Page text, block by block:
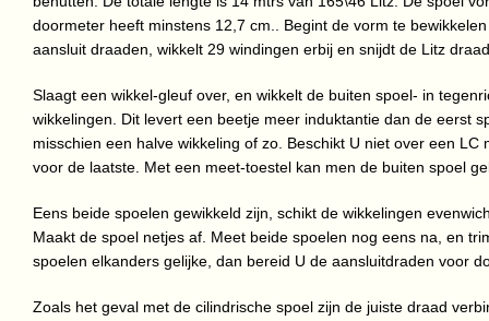
doormeter heeft minstens 12,7 cm.. Begint de vorm te
aansluit draaden, wikkelt 29 windingen erbij en snijdt de Litz
Slaagt een wikkel-gleuf over, en wikkelt de buiten spoel- in
wikkelingen. Dit levert een beetje meer induktantie dan de eerst
misschien een halve wikkeling of zo. Beschikt U niet over een
voor de laatste. Met een meet-toestel kan men de buiten spoel
Eens beide spoelen gewikkeld zijn, schikt de wikkelingen
Maakt de spoel netjes af. Meet beide spoelen nog eens na, en
spoelen elkanders gelijke, dan bereid U de aansluitdraden voor
Zoals het geval met de cilindrische spoel zijn de juiste draad